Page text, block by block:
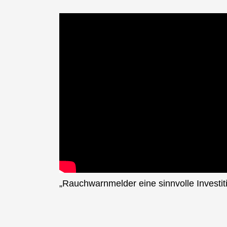
„Rauchwarnmelder eine sinnvolle